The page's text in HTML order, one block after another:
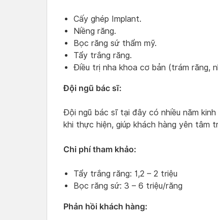
Cấy ghép Implant.
Niềng răng.
Bọc răng sứ thẩm mỹ.
Tẩy trắng răng.
Điều trị nha khoa cơ bản (trám răng,
Đội ngũ bác sĩ:
Đội ngũ bác sĩ tại đây có nhiều năm
khi thực hiện, giúp khách hàng yên tâm
Chi phí tham khảo:
Tẩy trắng răng: 1,2 – 2 triệu
Bọc răng sứ: 3 – 6 triệu/răng
Phản hồi khách hàng: